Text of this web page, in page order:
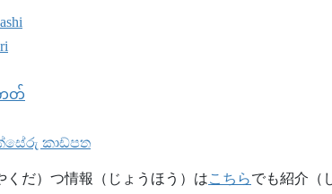
ကတ်
කාඩ්පත
だ）つ情報（じょうほう）はこちらでも紹介（